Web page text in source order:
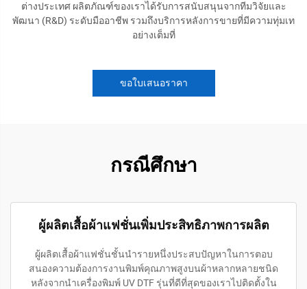
ต่างประเทศ ผลิตภัณฑ์ของเราได้รับการสนับสนุนจากทีมวิจัยและ
พัฒนา (R&D) ระดับมืออาชีพ รวมถึงบริการหลังการขายที่มีความทุ่มเท
อย่างเต็มที่
ขอใบเสนอราคา
กรณีศึกษา
ผู้ผลิตเสื้อผ้าแฟชั่นเพิ่มประสิทธิภาพการผลิต
ผู้ผลิตเสื้อผ้าแฟชั่นชั้นนำรายหนึ่งประสบปัญหาในการตอบ
สนองความต้องการงานพิมพ์คุณภาพสูงบนผ้าหลากหลายชนิด
หลังจากนำเครื่องพิมพ์ UV DTF รุ่นที่ดีที่สุดของเราไปติดตั้งใน